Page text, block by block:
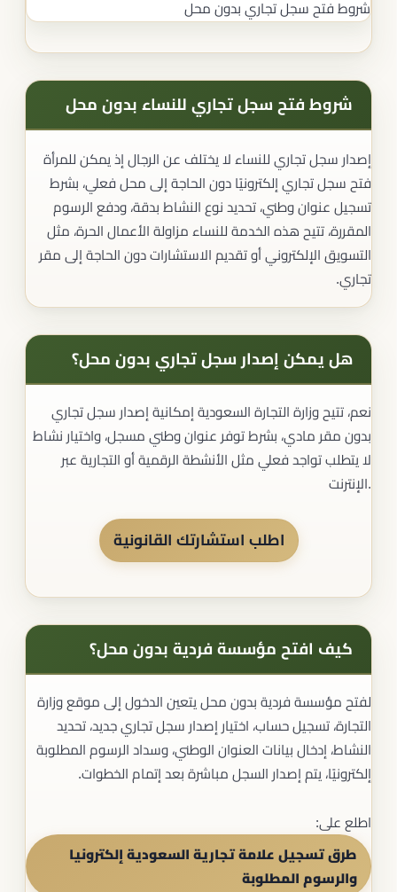
شروط فتح سجل تجاري بدون محل
شروط فتح سجل تجاري للنساء بدون محل
إصدار سجل تجاري للنساء لا يختلف عن الرجال إذ يمكن للمرأة
فتح سجل تجاري إلكترونيًا دون الحاجة إلى محل فعلي، بشرط
تسجيل عنوان وطني، تحديد نوع النشاط بدقة، ودفع الرسوم
المقررة، تتيح هذه الخدمة للنساء مزاولة الأعمال الحرة، مثل
التسويق الإلكتروني أو تقديم الاستشارات دون الحاجة إلى مقر
تجاري.
هل يمكن إصدار سجل تجاري بدون محل؟
نعم، تتيح وزارة التجارة السعودية إمكانية إصدار سجل تجاري
بدون مقر مادي، بشرط توفر عنوان وطني مسجل، واختيار نشاط
لا يتطلب تواجد فعلي مثل الأنشطة الرقمية أو التجارية عبر
الإنترنت.
اطلب استشارتك القانونية
كيف افتح مؤسسة فردية بدون محل؟
لفتح مؤسسة فردية بدون محل يتعين الدخول إلى موقع وزارة
التجارة، تسجيل حساب، اختيار إصدار سجل تجاري جديد، تحديد
النشاط، إدخال بيانات العنوان الوطني، وسداد الرسوم المطلوبة
إلكترونيًا، يتم إصدار السجل مباشرة بعد إتمام الخطوات.
اطلع على:
طرق تسجيل علامة تجارية السعودية إلكترونيا
والرسوم المطلوبة